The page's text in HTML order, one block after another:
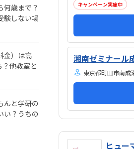
何歳まで？
験しない場
金）は高
他教室と
んと学研の
い？うちの
キャンペーン実施中
湘南ゼミナール
東京都町田市南成
ヒュー